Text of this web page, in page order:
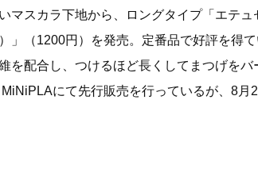
マスカラ下地から、ロングタイプ「エテ
」（1200円）を発売。定番品で好評を得
を配合し、つけるほど長くしてまつげを
にて先行販売を行っているが、8月